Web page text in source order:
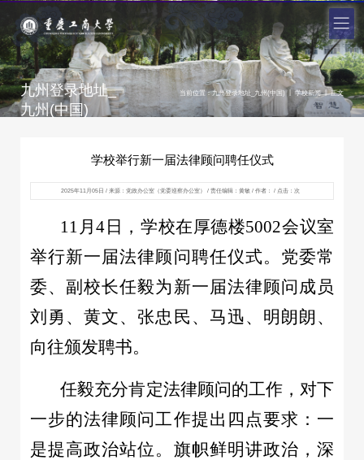
九州登录地址_
九州(中国)
当前位置：九州登录地址_九州(中国) 学校新闻 | 正文
学校举行新一届法律顾问聘任仪式
2025年11月05日 / 来源：党政办公室（党委巡察办公室） / 责任编辑：黄敏 / 作者： / 点击： 次
11月4日，学校在厚德楼5002会议室
举行新一届法律顾问聘任仪式。党委常
委、副校长任毅为新一届法律顾问成员
刘勇、黄文、张忠民、马迅、明朗朗、
向往颁发聘书。
任毅充分肯定法律顾问的工作，对下
一步的法律顾问工作提出四点要求：一
是提高政治站位。旗帜鲜明讲政治，深